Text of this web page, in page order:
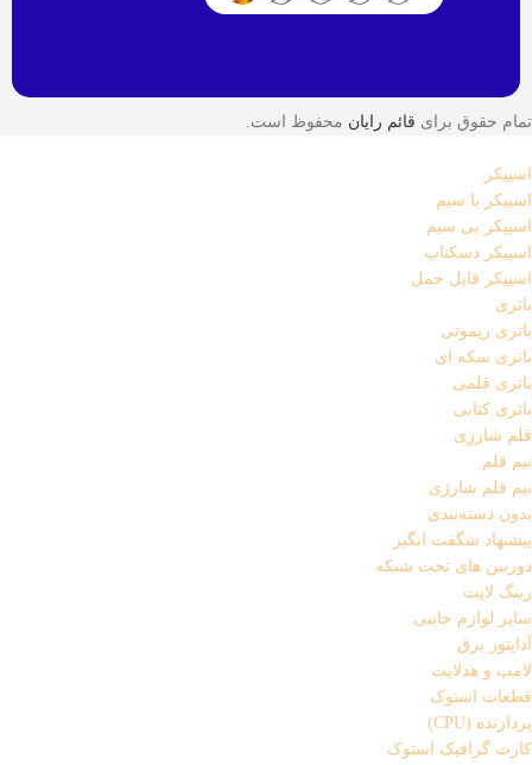
تمام حقوق برای قائم رایان محفوظ است.
اسپیکر
اسپیکر با سیم
اسپیکر بی سیم
اسپیکر دسکتاپ
اسپیکر قابل حمل
باتری
باتری ریموتی
باتری سکه ای
باتری قلمی
باتری کتابی
قلم شارژِی
نیم قلم
نیم قلم شارژی
بدون دسته‌بندی
پیشنهاد شگفت انگیز
دوربین های تحت شبکه
رینگ لایت
سایر لوازم جانبی
آداپتور برق
لامپ و هدلایت
قطعات استوک
پردازنده (CPU)
کارت گرافیک استوک